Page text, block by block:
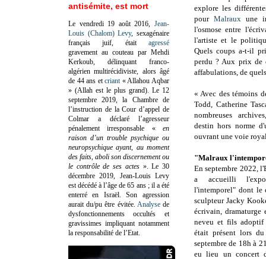
explore les
pour Malraux une
l'osmose entre
l'artiste et le
Quels coups a-t-il
perdu ? Aux prix de
affabulations, de
« Avec des témoins
Todd, Catherine
nombreuses
destin hors norme
ouvrant une voie
"Malraux
En septembre 2022,
a accueilli
l'intemporel" dont le
sculpteur Jacky
écrivain, dramaturge
neveu et fils adoptif
était présent lors
septembre de 18h à
eu lieu un concert
antisémite, est mort
Le vendredi 19 août 2016, Jean-
Louis (Chalom) Levy, sexagénaire
français juif, était agressé
gravement au couteau par Mehdi
Kerkoub, délinquant franco-
algérien multirécidiviste, alors âgé
de 44 ans etcriant « Allahou Aqbar
» (Allah est le plus grand). Le 12
septembre 2019, la Chambre de
l’instruction de la Cour d’appel de
Colmar a déclaré l’agresseur
pénalement irresponsable «en
raison d’un trouble psychique ou
neuropsychique ayant, au moment
des faits, aboli son discernement ou
le contrôle de ses actes». Le 30
décembre 2019, Jean-Louis Levy
est décédé à l’âge de 65 ans ; il a été
enterré en Israël. Son agression
aurait du/pu être évitée. Analysede
dysfonctionnements occultés et
gravissimes impliquant notamment
la responsabilité de l’Etat.